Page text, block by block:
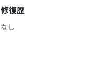
修復歴
なし